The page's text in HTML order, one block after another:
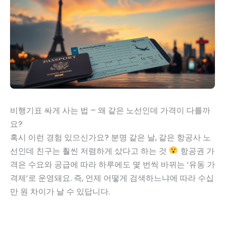
비행기표 싸게 사는 법 – 왜 같은 노선인데 가격이 다를까
요?
혹시 이런 경험 있으신가요? 분명 같은 날, 같은 항공사 노
선인데 친구는 훨씬 저렴하게 샀다고 하는 것
항공권 가
격은 수요와 공급에 따라 하루에도 몇 번씩 바뀌는 ‘유동 가
격제’로 운영돼요. 즉, 언제 어떻게 검색하느냐에 따라 수십
만 원 차이가 날 수 있답니다.